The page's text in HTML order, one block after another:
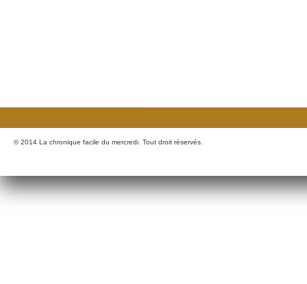
© 2014 La chronique facile du mercredi. Tout droit réservés.